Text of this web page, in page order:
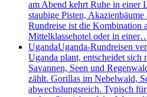
am Abend kehrt Ruhe in einer
staubige Pisten,
Rundreise ist die Kombination
Mittelklassehotel oder in
UgandaUganda-Rundreisen
Uganda plant, entscheidet
Savannen, Seen und
zählt. Gorillas im Nebelwald,
abwechslungsreich. Typisch